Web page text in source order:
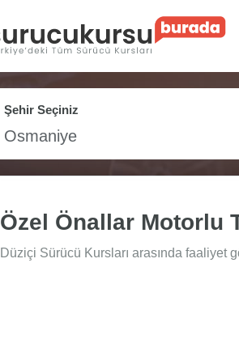
Şehir Seçiniz
Osmaniye
Özel Önallar Motorlu
Düziçi Sürücü Kursları arasında faaliyet